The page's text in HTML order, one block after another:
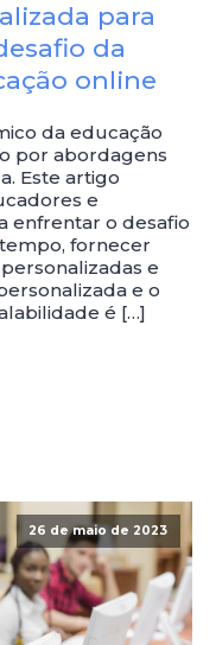
para
da
online
da educação
por abordagens
Este artigo
e
enfrentar o desafio
fornecer
e
e o
é […]
26 de maio de 2023